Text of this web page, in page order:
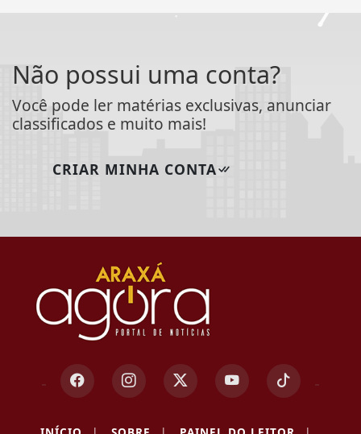
Não possui uma conta?
Você pode ler matérias exclusivas, anunciar
classificados e muito mais!
CRIAR MINHA CONTA